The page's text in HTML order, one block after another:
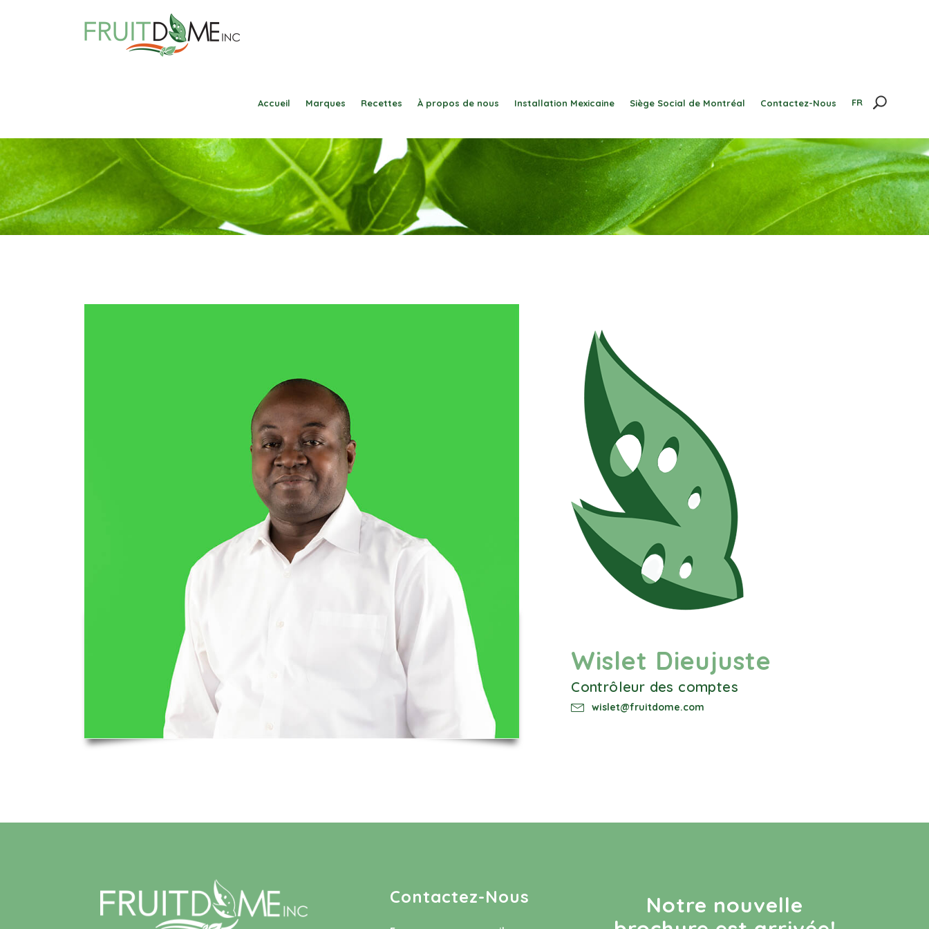
Accueil Marques Recettes À propos de nous Installation Mexicaine Siège Social de Montréal Contactez-Nous FR
Wislet Dieujuste
Contrôleur des comptes
wislet@fruitdome.com
Contactez-Nous
Notre nouvelle